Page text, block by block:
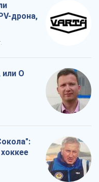
дрона,
или О